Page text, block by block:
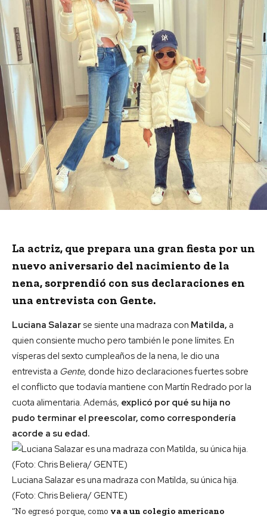
La actriz, que prepara una gran fiesta por un
nuevo aniversario del nacimiento de la
nena, sorprendió con sus declaraciones en
una entrevista con Gente.
Luciana Salazarse siente una madraza con Matilda, a
quien consiente mucho pero también le pone límites. En
vísperas del sexto cumpleaños de la nena, le dio una
entrevista a Gente, donde hizo declaraciones fuertes sobre
el conflicto que todavía mantiene con Martín Redrado por la
cuota alimentaria. Además, explicó por qué su hija no
pudo terminar el preescolar, como correspondería
acorde a su edad.
Luciana Salazar es una madraza con Matilda, su única hija.
(Foto: Chris Beliera/ GENTE)
“No egresó porque, como va a un colegio americano